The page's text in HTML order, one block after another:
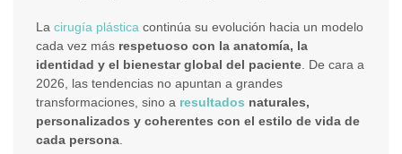
La cirugía plástica continúa su evolución hacia un modelo
cada vez más respetuoso con la anatomía, la
identidad y el bienestar global del paciente . De cara a
2026, las tendencias no apuntan a grandes
transformaciones, sino a resultados naturales,
personalizados y coherentes con el estilo de vida de
cada persona